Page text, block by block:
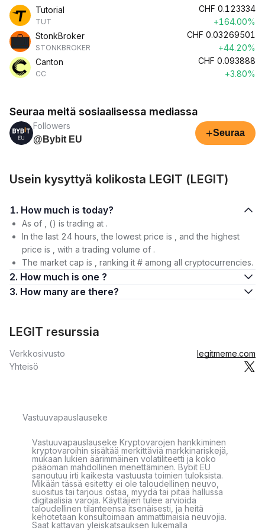
Tutorial
TUT
CHF 0.123334
+164.00%
StonkBroker
STONKBROKER
CHF 0.03269501
+44.20%
Canton
CC
CHF 0.093888
+3.80%
Seuraa meitä sosiaalisessa mediassa
Followers
@Bybit EU
+Seuraa
Usein kysyttyä kolikosta LEGIT (LEGIT)
1. How much is today?
As of , () is trading at .
In the last 24 hours, the lowest price is , and the highest
price is , with a trading volume of .
The market cap is , ranking it # among all cryptocurrencies.
2. How much is one ?
3. How many are there?
LEGIT resurssia
Verkkosivusto
legitmeme.com
Yhteisö
Vastuuvapauslauseke
Vastuuvapauslauseke Kryptovarojen hankkiminen
kryptovaroihin sisältää merkittäviä markkinariskejä,
mukaan lukien äärimmäinen volatiliteetti ja koko
pääoman mahdollinen menettäminen. Bybit EU
sanoutuu irti kaikesta vastuusta toimien tuloksista.
Mikään tässä esitetty ei ole taloudellinen neuvo,
suositus tai tarjous ostaa, myydä tai pitää hallussa
digitaalisia varoja. Käyttäjien tulee arvioida
taloudellinen tilanteensa itsenäisesti, ja heitä
kehotetaan konsultoimaan ammattimaisia neuvojia.
Saat kattavan yleiskatsauksen lukemalla